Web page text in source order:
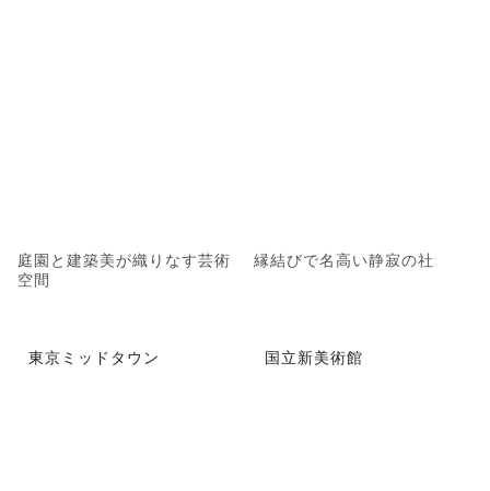
庭園と建築美が織りなす芸術
空間
縁結びで名高い静寂の社
東京ミッドタウン 国立新美術館